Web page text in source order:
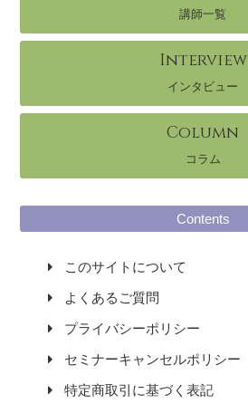
講師一覧
Interview
インタビュー
Column
コラム
Contents
このサイトについて
よくあるご質問
プライバシーポリシー
セミナーキャンセルポリシー
特定商取引に基づく表記